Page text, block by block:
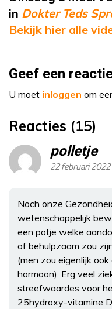
in Dokter Teds
Bekijk hier alle
Geef een
U moet inloggen om
Reacties (15)
polletje
22 februari 2022
Noch onze
wetenschappelijk
een potje welke
of behulpzaam zou
(men zou eigenlijk
hormoon). Erg veel
streefwaardes voor
25hydroxy-vitamine